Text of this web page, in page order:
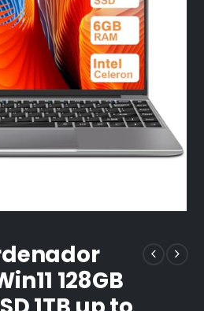
128GB